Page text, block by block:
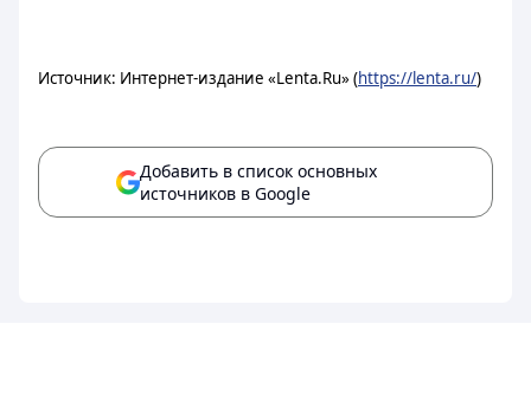
Источник: Интернет-издание «Lenta.Ru» (https://lenta.ru/)
Добавить в список основных
источников в Google